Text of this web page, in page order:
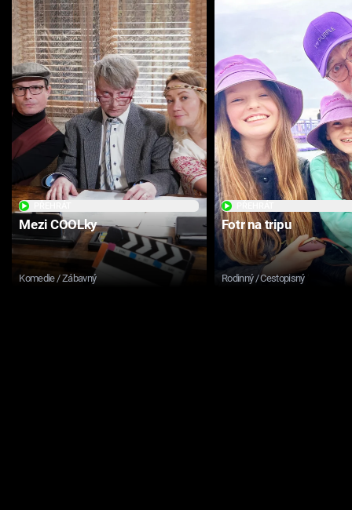
Mezi COOLky
Komedie / Zábavný
Fotr na tripu
Rodinný / Cestopisný